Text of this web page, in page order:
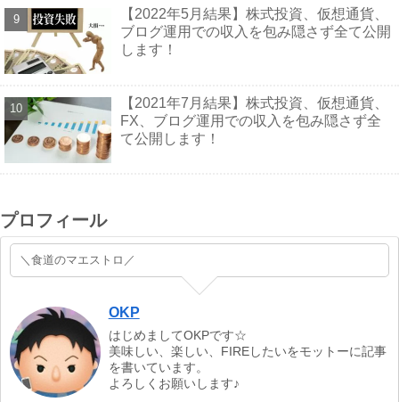
【2022年5月結果】株式投資、仮想通貨、
ブログ運用での収入を包み隠さず全て公開
します！
【2021年7月結果】株式投資、仮想通貨、
FX、ブログ運用での収入を包み隠さず全
て公開します！
プロフィール
＼食道のマエストロ／
OKP
はじめましてOKPです☆
美味しい、楽しい、FIREしたいをモットーに記事
を書いています。
よろしくお願いします♪